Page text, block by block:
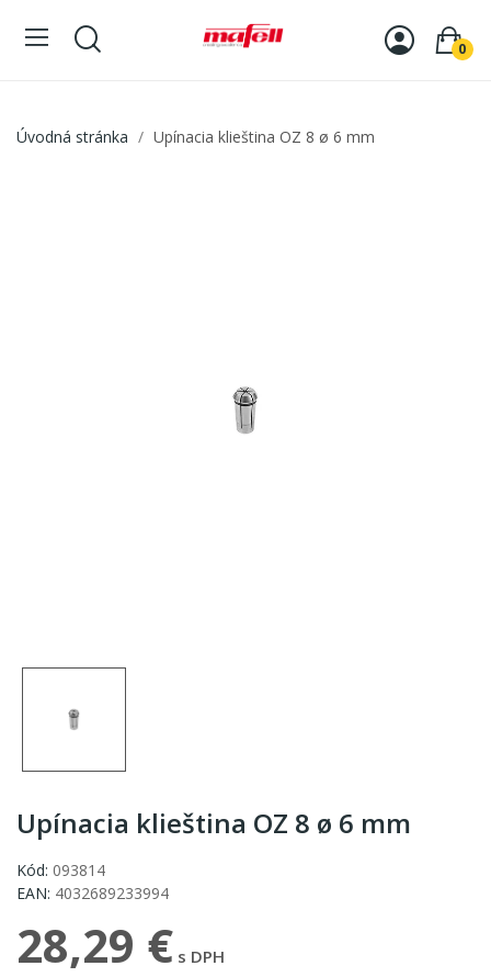
0
Úvodná stránka Upínacia klieština OZ 8 ø 6 mm
Upínacia klieština OZ 8 ø 6 mm
Kód: 093814
EAN: 4032689233994
28,29 € s DPH